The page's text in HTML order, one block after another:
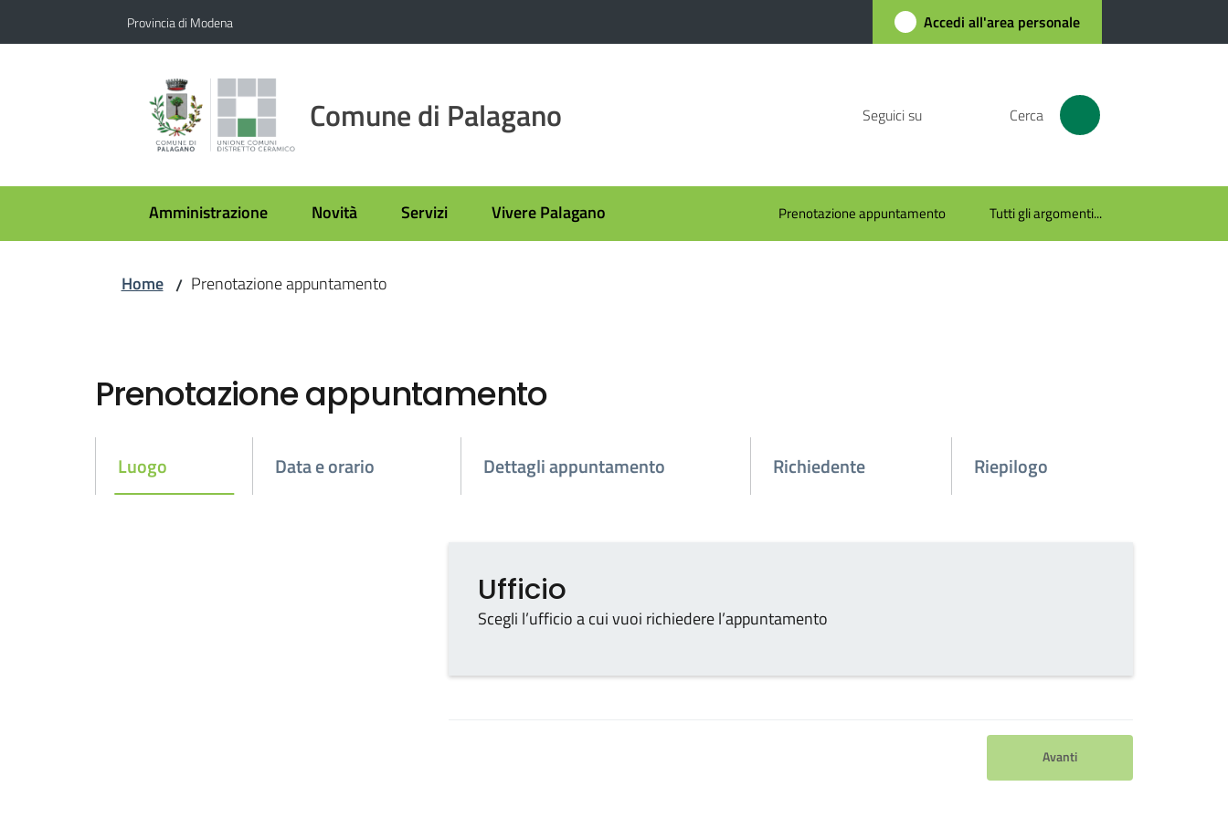
Provincia di Modena Accedi all'area personale
Comune di Palagano Seguici su Cerca
Amministrazione Novità Servizi Vivere Palagano Prenotazione appuntamento Tutti gli argomenti...
Home / Prenotazione appuntamento
Prenotazione appuntamento
Luogo Data e orario Dettagli appuntamento Richiedente Riepilogo
Ufficio
Scegli l’ufficio a cui vuoi richiedere l’appuntamento
Tipo di ufficio
Avanti